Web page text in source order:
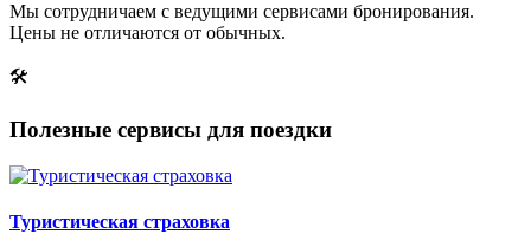
Мы сотрудничаем с ведущими сервисами бронирования.
Цены не отличаются от обычных.
🛠
Полезные сервисы для поездки
Туристическая страховка